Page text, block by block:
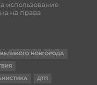
использование
на права
НОВГОРОДА
ДТП